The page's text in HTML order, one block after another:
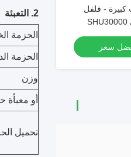
- فلفل
أحمر مجفف بالهواء نقي SHU30000
مسحوق فلفل حار
سعر
2. التعبئة
الحزمة
الحزمة
وزن
أو
تحميل